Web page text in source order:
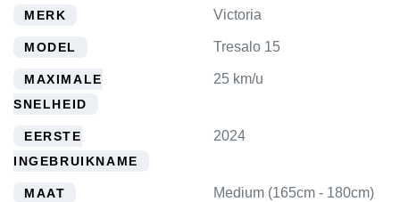
MERK Victoria
MODEL Tresalo 15
MAXIMALE
SNELHEID
25 km/u
EERSTE
INGEBRUIKNAME
2024
MAAT Medium (165cm - 180cm)